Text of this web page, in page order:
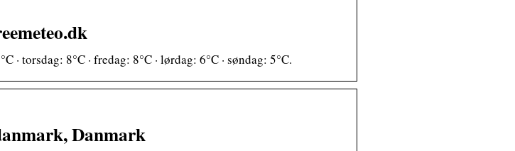
· torsdag: 8°C · fredag: 8°C · lørdag: 6°C · søndag: 5°C.
Danmark